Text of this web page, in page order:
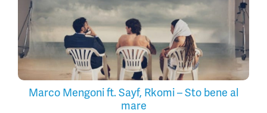
Marco Mengoni ft. Sayf, Rkomi – Sto bene al
mare